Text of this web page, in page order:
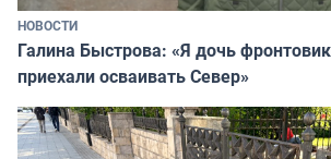
НОВОСТИ
Галина Быстрова: «Я дочь
приехали осваивать Север»